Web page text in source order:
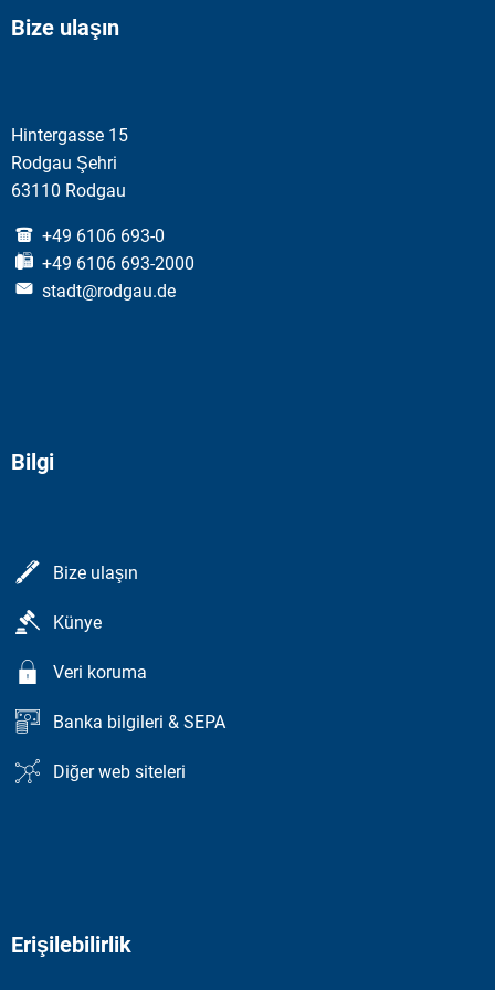
Bize ulaşın
Hintergasse 15
Rodgau Şehri
63110 Rodgau
+49 6106 693-0
+49 6106 693-2000
stadt@rodgau.de
Bilgi
Bize ulaşın
Künye
Veri koruma
Banka bilgileri & SEPA
Diğer web siteleri
Erişilebilirlik